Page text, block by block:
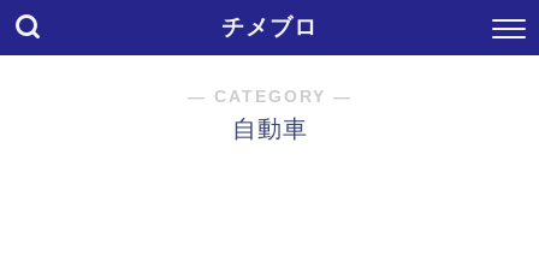
チメブロ
― CATEGORY ―
自動車